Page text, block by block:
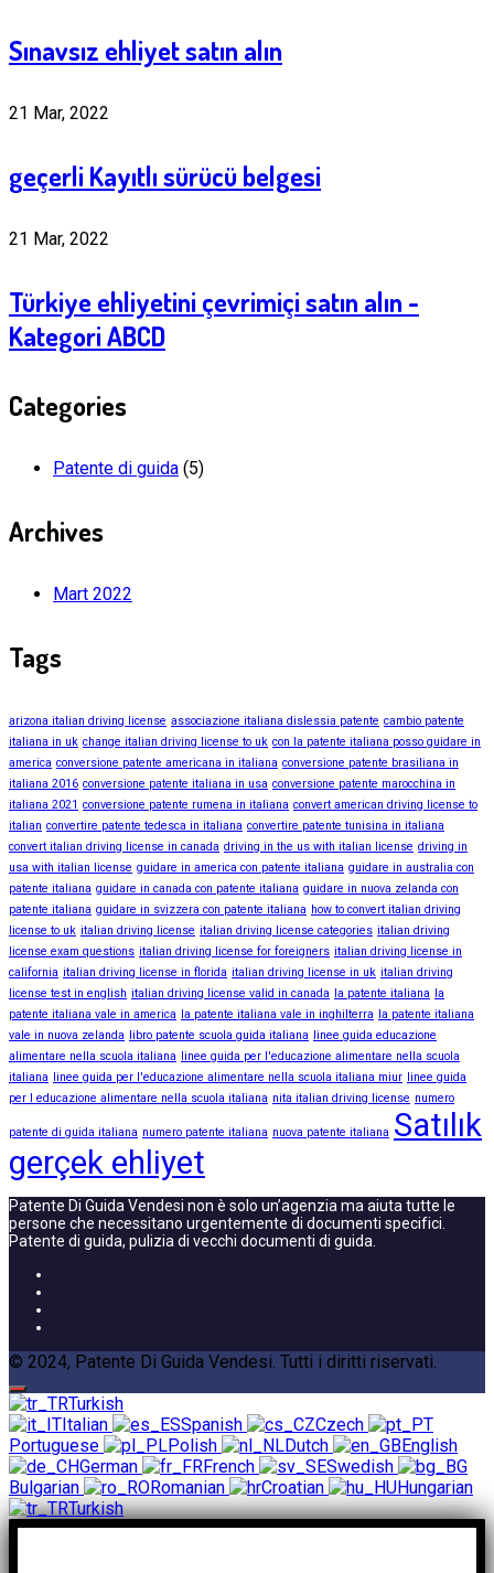
Sınavsız ehliyet satın alın
21 Mar, 2022
geçerli Kayıtlı sürücü belgesi
21 Mar, 2022
Türkiye ehliyetini çevrimiçi satın alın -
Kategori ABCD
Categories
Patente di guida (5)
Archives
Mart 2022
Tags
arizona italian driving license associazione italiana dislessia patente cambio patente
italiana in uk change italian driving license to uk con la patente italiana posso guidare in
america conversione patente americana in italiana conversione patente brasiliana in
italiana 2016 conversione patente italiana in usa conversione patente marocchina in
italiana 2021 conversione patente rumena in italiana convert american driving license to
italian convertire patente tedesca in italiana convertire patente tunisina in italiana
convert italian driving license in canada driving in the us with italian license driving in
usa with italian license guidare in america con patente italiana guidare in australia con
patente italiana guidare in canada con patente italiana guidare in nuova zelanda con
patente italiana guidare in svizzera con patente italiana how to convert italian driving
license to uk italian driving license italian driving license categories italian driving
license exam questions italian driving license for foreigners italian driving license in
california italian driving license in florida italian driving license in uk italian driving
license test in english italian driving license valid in canada la patente italiana
la
patente italiana vale in america
la patente italiana vale in inghilterra
la patente italiana
vale in nuova zelanda
libro patente scuola guida italiana
linee guida educazione
alimentare nella scuola italiana
linee guida per l'educazione alimentare nella scuola
italiana
linee guida per l'educazione alimentare nella scuola italiana miur linee guida
per l educazione alimentare nella scuola italiana nita italian driving license numero
patente di guida italiana numero patente italiana nuova patente italiana Satılık
gerçek ehliyet
Patente Di Guida Vendesi non è solo un’agenzia ma aiuta tutte le
persone che necessitano urgentemente di documenti specifici.
Patente di guida, pulizia di vecchi documenti di guida.
© 2024, Patente Di Guida Vendesi. Tutti i diritti riservati.
Turkish
Italian
Spanish
Czech
Portuguese
Polish Dutch
English
German
French
Swedish
Bulgarian
Romanian Croatian
Hungarian
Turkish